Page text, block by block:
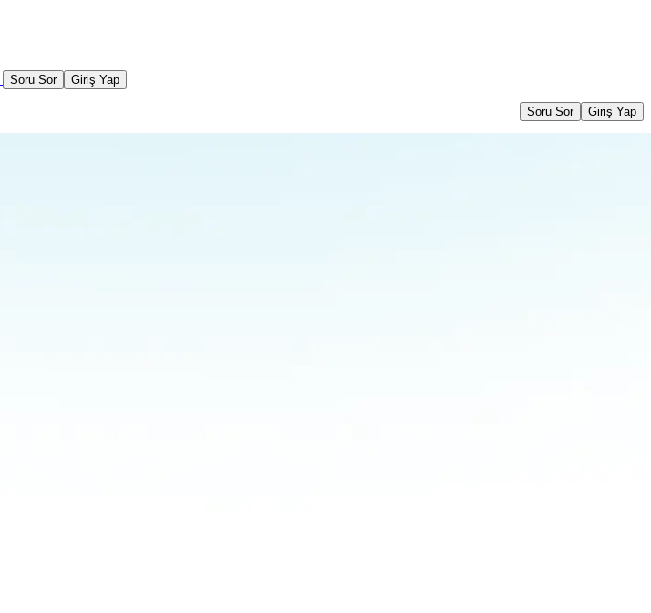
Soru Sor Giriş Yap
Soru Sor Giriş Yap